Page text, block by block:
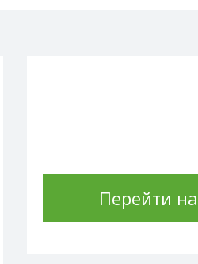
Перейти